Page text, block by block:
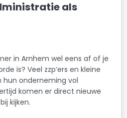
als
in Arnhem wel eens af of je
is? Veel zzp’ers en kleine
hun onderneming vol
komen er direct nieuwe
kijken.